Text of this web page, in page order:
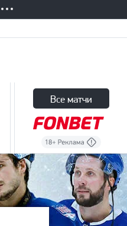
Завершен, 20:00
Градец-Кралове
Бешикташ
3.60 1.70
Все матчи